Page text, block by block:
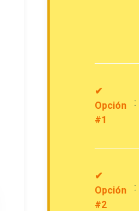
✔
Opción
#1
✔
Opción
#2